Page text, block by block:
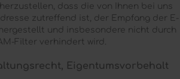
dass die von Ihnen bei uns
zutreffend ist, der Empfang der E-
und insbesondere nicht durch
Filter verhindert wird.
, Eigentumsvorbehalt